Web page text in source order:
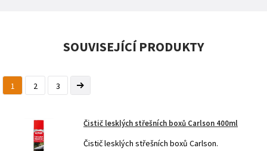
SOUVISEJÍCÍ PRODUKTY
1 2 3
Čistič lesklých střešních boxů Carlson 400ml
Čistič lesklých střešních boxů Carlson.